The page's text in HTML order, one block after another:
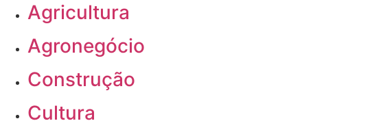
Agricultura
Agronegócio
Construção
Cultura